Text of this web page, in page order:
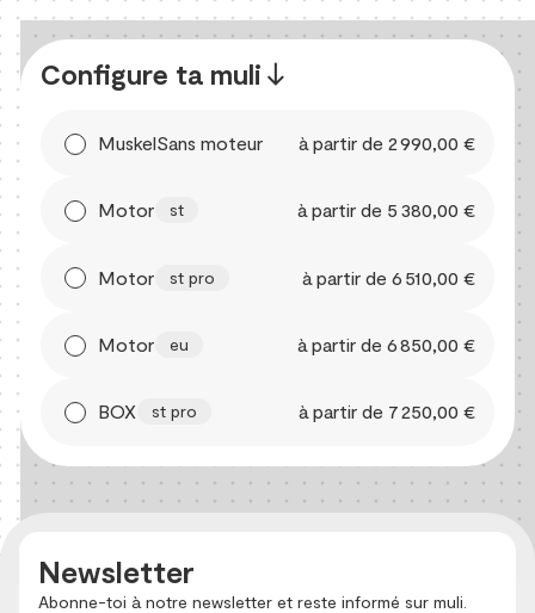
Configure ta muli south
MuskelSans moteur à partir de 2 990,00 €
maniable et simple
Motor st à partir de 5 380,00 €
central intégré de Shimano et
Motor st pro à partir de 6 510,00 €
Cargo puissant, une batterie plus
courroie Gates.
Motor eu à partir de 6 850,00 €
monde avec Bosch Power et
moyeu à vitesses intégrées 3x3
haut de gamme. Épuisé dans la
restants sont disponibles dans
les magasins spécialisés !
BOX st pro à partir de 7 250,00 €
Newsletter
Abonne-toi à notre newsletter et reste informé sur muli.